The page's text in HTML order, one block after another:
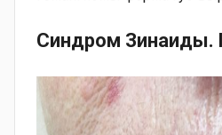
Синдром Зинаиды.